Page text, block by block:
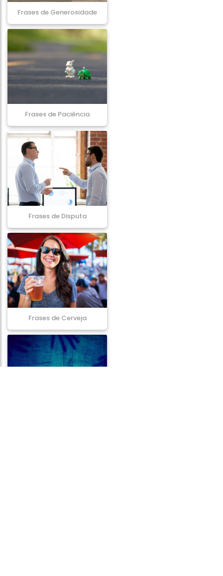
Frases de Generosidade
Frases de Paciência
Frases de Disputa
Frases de Cerveja